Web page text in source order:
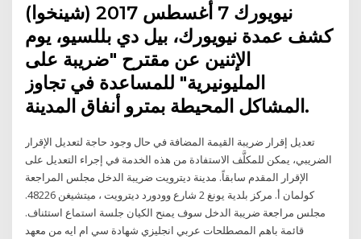
نيويورك 7 أغسطس 2017 (شينخوا)
كشف عمدة نيويورك، بيل دي بللسيو، يوم
الإثنين عن مقترح "ضريبة على
المليونيرية" للمساعدة في تجاوز
المشاكل المحيطة بمترو أنفاق المدينة.
تعديل إقرار ضريبة القيمة المضافة في حال وجود حاجة لتعديل الإقرار
الضريبي، يمكن للمكلَّف الاستفادة من هذه الخدمة في إجراء التعديل على
الإقرار المقدم سابقاً. مدينة ديترويت ضريبة الدخل مجلس المراجعة
كولمان أ. مركز بلدية يونغ 2 شارع وودورد ديترويت ، ميتشيغن 48226.
مجلس مراجعة ضريبة الدخل سوف يمنح الكيان جلسة استماع استئناف.
قائمة باهم المصطلحات عربي انجليزي شهادة سي ام ايه من معهد